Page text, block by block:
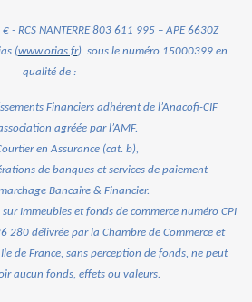
- RCS NANTERRE 803 611 995 – APE 6630Z
(www.orias.fr) sous le numéro 15000399 en
qualité de :
Financiers adhérent de l’Anacofi-CIF
agréée par l’AMF.
en Assurance (cat. b),
de banques et services de paiement
Bancaire & Financier.
Immeubles et fonds de commerce numéro CPI
280 délivrée par la Chambre de Commerce et
de France, sans perception de fonds, ne peut
aucun fonds, effets ou valeurs.